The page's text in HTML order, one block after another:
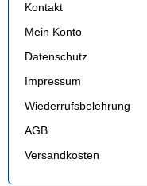
Kontakt
Mein Konto
Datenschutz
Impressum
Wiederrufsbelehrung
AGB
Versandkosten